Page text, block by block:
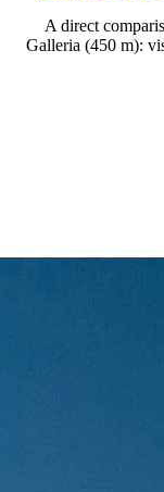
A direct
Galleria (450 m):